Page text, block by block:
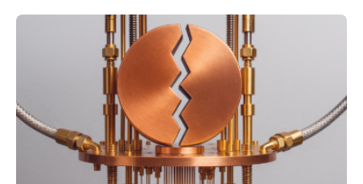
Messungen verwenden. Das hatte man jahrzehntelang
vermutet, weltweit war nach den passenden
Atomkern-Zuständen gesucht worden, 2024 gelang
einem Team der TU Wien mit Unterstützung
internationaler Partner der entscheidende Durchbruch:
Der lange diskutierte Thorium-Kernübergang wurde
gefunden. Kurz darauf konnte man zeigen, dass sich
Thorium tatsächlich nutzen lässt, um hochpräzise…